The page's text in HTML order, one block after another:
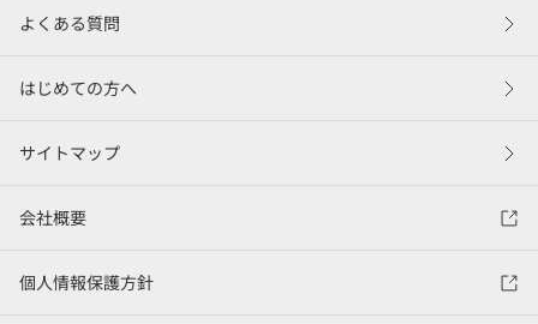
よくある質問
はじめての方へ
サイトマップ
会社概要
個人情報保護方針